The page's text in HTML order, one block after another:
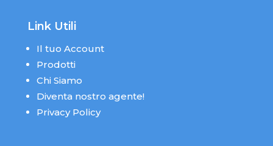
Link Utili
Il tuo Account
Prodotti
Chi Siamo
Diventa nostro agente!
Privacy Policy